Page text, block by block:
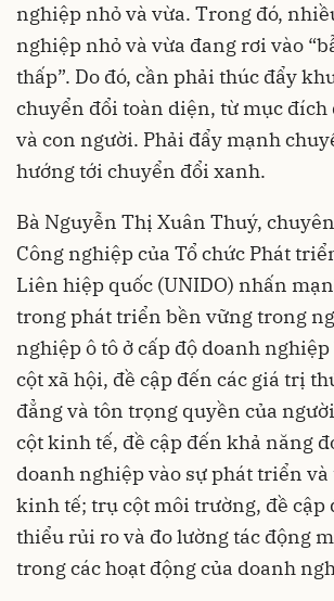
nghiệp nhỏ và vừa. Trong đó,
nghiệp nhỏ và vừa đang rơi vào
thấp”. Do đó, cần phải thúc đẩy
chuyển đổi toàn diện, từ mục
và con người. Phải đẩy mạnh
hướng tới chuyển đổi xanh.
Bà Nguyễn Thị Xuân Thuý,
Công nghiệp của Tổ chức Phát
Liên hiệp quốc (UNIDO) nhấn
trong phát triển bền vững trong
nghiệp ô tô ở cấp độ doanh
cột xã hội, đề cập đến các giá trị
đẳng và tôn trọng quyền của
cột kinh tế, đề cập đến khả năng
doanh nghiệp vào sự phát triển
kinh tế; trụ cột môi trường, đề cập
thiểu rủi ro và đo lường tác động
trong các hoạt động của doanh